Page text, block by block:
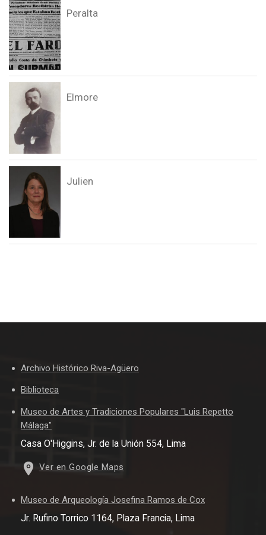
Peralta
Elmore
Julien
Archivo Histórico Riva-Agüero
Biblioteca
Museo de Artes y Tradiciones Populares "Luis Repetto
Málaga"
Casa O'Higgins, Jr. de la Unión 554, Lima
Ver en Google Maps
Museo de Arqueología Josefina Ramos de Cox
Jr. Rufino Torrico 1164, Plaza Francia, Lima